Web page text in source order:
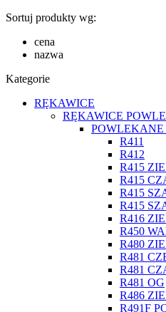
Sortuj produkty wg:
cena
nazwa
Kategorie
RĘKAWICE
RĘKAWICE
R411
R412
R415
R415
R415
R415
R416
R450
R480
R481
R481
R481 OG
R486
R491F